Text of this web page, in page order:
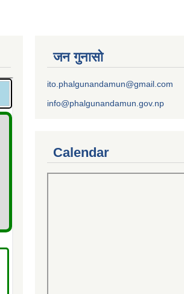
जन गुनासो
ito.phalgunandamun@gmail.com
info@phalgunandamun.gov.np
Calendar